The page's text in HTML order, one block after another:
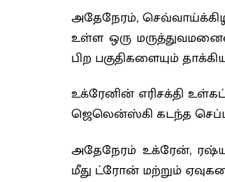
அதேநேரம்,
உள்ள ஒரு
பிற பகுதிகளையும்
உக்ரேனின் எரிசக்தி
ஜெலென்ஸ்கி கடந்த
அதேநேரம் உக்ரேன்,
மீது ட்ரோன் மற்றும்